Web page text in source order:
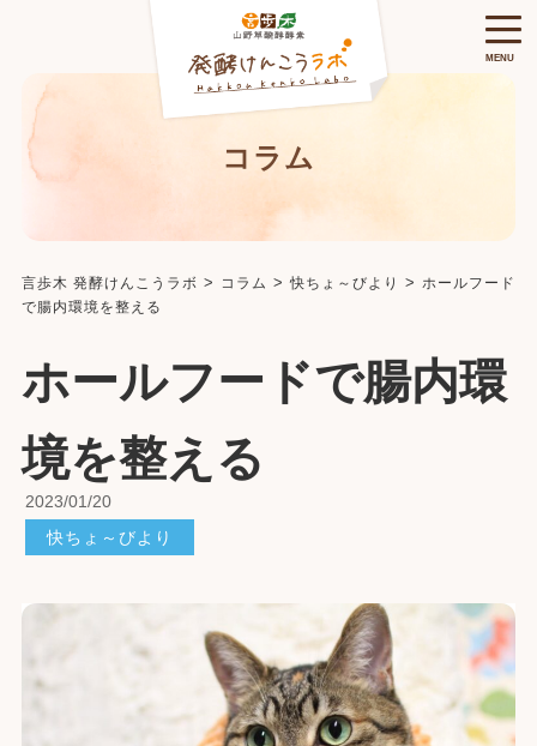
コラム
言歩木 発酵けんこうラボ > コラム >快ちょ～びより > ホールフード
で腸内環境を整える
ホールフードで腸内環
境を整える
2023/01/20
快ちょ～びより
MENU